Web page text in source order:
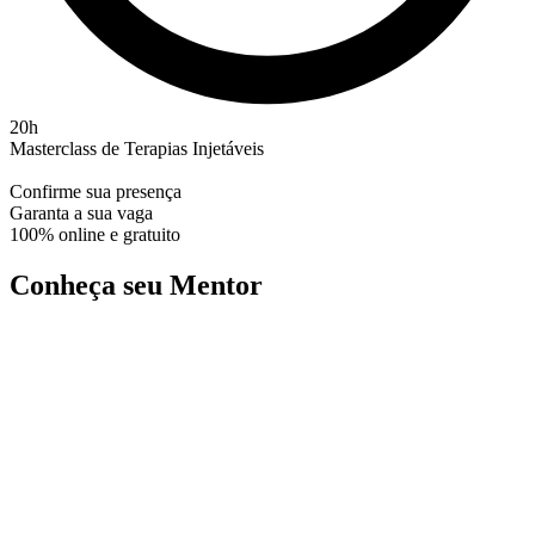
20h
Masterclass de Terapias Injetáveis
Confirme sua presença
Garanta a sua vaga
100% online e gratuito
Conheça seu Mentor